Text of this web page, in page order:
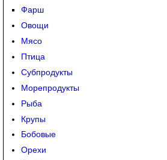
Фарш
Овощи
Мясо
Птица
Субпродукты
Морепродукты
Рыба
Крупы
Бобовые
Орехи